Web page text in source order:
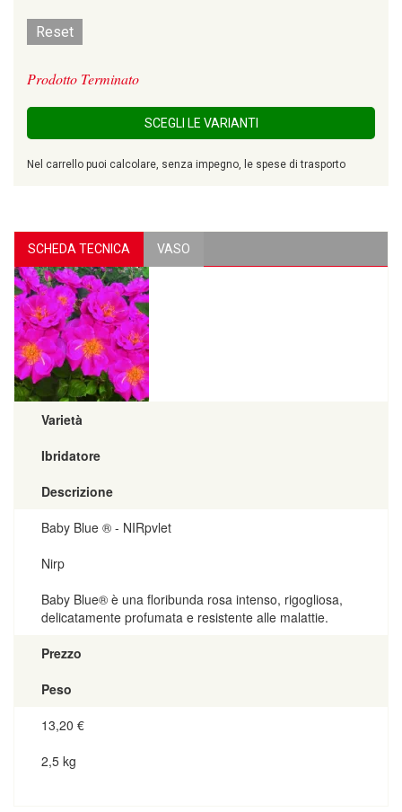
Reset
Prodotto Terminato
SCEGLI LE VARIANTI
Nel carrello puoi calcolare, senza impegno, le spese di trasporto
SCHEDA TECNICA VASO
Varietà
Ibridatore
Descrizione
Baby Blue ® - NIRpvlet
Nirp
Baby Blue® è una floribunda rosa intenso, rigogliosa,
delicatamente profumata e resistente alle malattie.
Prezzo
Peso
13,20 €
2,5 kg